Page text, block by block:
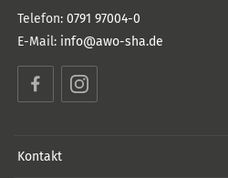
Telefon: 0791 97004-0
E-Mail: info@awo-sha.de
FacebookInstagram
Kontakt